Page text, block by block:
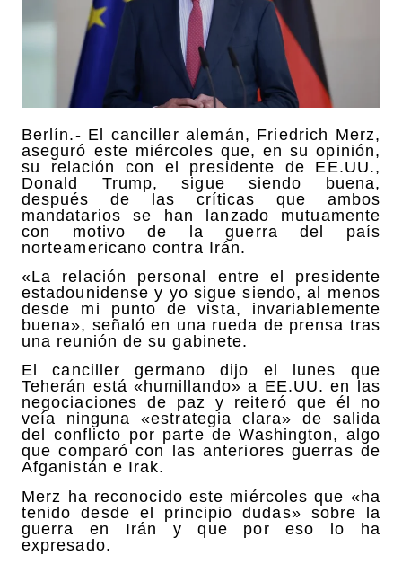
Berlín.- El canciller alemán, Friedrich Merz,
aseguró este miércoles que, en su opinión,
su relación con el presidente de EE.UU.,
Donald Trump, sigue siendo buena,
después de las críticas que ambos
mandatarios se han lanzado mutuamente
con motivo de la guerra del país
norteamericano contra Irán.
«La relación personal entre el presidente
estadounidense y yo sigue siendo, al menos
desde mi punto de vista, invariablemente
buena», señaló en una rueda de prensa tras
una reunión de su gabinete.
El canciller germano dijo el lunes que
Teherán está «humillando» a EE.UU. en las
negociaciones de paz y reiteró que él no
veía ninguna «estrategia clara» de salida
del conflicto por parte de Washington, algo
que comparó con las anteriores guerras de
Afganistán e Irak.
Merz ha reconocido este miércoles que «ha
tenido desde el principio dudas» sobre la
guerra en Irán y que por eso lo ha
expresado.